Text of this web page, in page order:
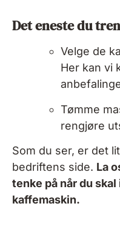
Det eneste du
Velge de
Her kan vi
Tømme
rengjøre
Som du ser, er det
bedriftens side. La
tenke på når du
kaffemaskin.